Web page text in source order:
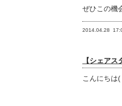
ぜひこの機
2014.04.28
【シェア
こんにちは